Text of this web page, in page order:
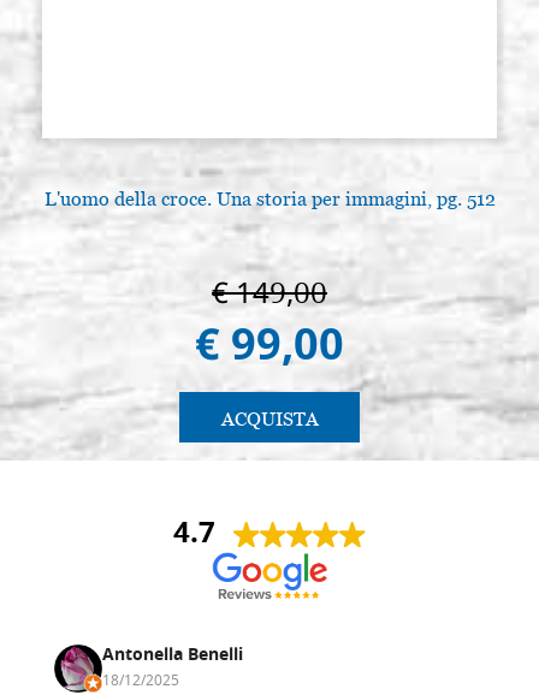
L'uomo della croce. Una storia per immagini, pg. 512
€ 149,00
€ 99,00
ACQUISTA
4.7
Antonella Benelli
18/12/2025